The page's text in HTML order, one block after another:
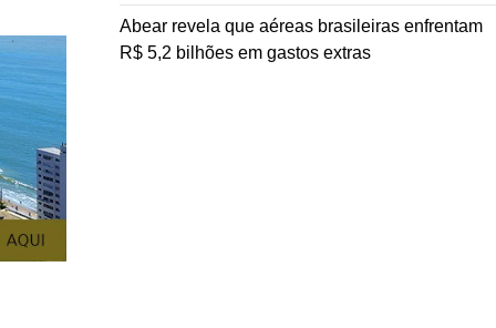
Abear revela que aéreas brasileiras enfrentam
R$ 5,2 bilhões em gastos extras